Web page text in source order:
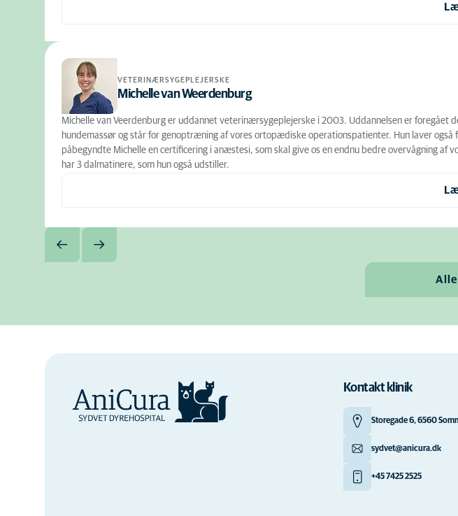
VETERINÆRSYGEPLEJERSKE
Michelle van Weerdenburg
Michelle van Veerdenburg er uddannet veterinærsygeplejerske i 2003. Uddannelsen er foregået
hundemassør og står for genoptræning af vores ortopædiske operationspatienter. Hun laver
påbegyndte Michelle en certificering i anæstesi, som skal give os en endnu bedre overvågning
har 3 dalmatinere, som hun også udstiller.
Kontakt klinik
Storegade 6, 6560
sydvet@anicura.dk
+45 7425 2525